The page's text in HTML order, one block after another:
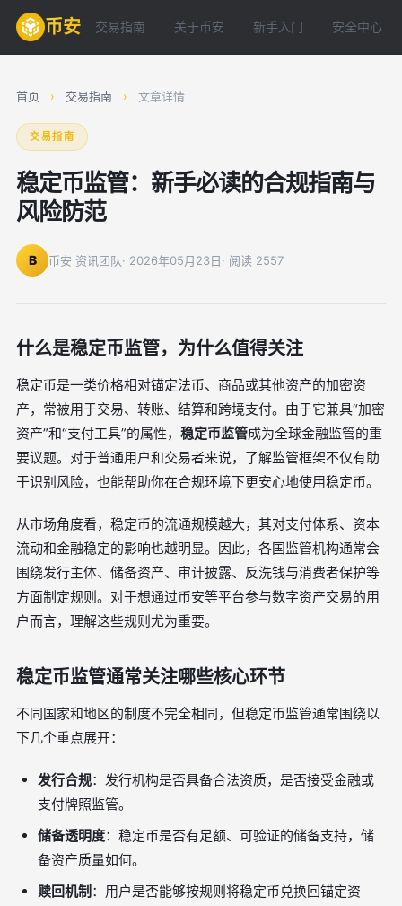
币安 交易指南 关于币安 新手入门 安全中心
首页 › 交易指南 › 文章详情
交易指南
稳定币监管：新手必读的合规指南与
风险防范
B 币安 资讯团队· 2026年05月23日· 阅读 2557
什么是稳定币监管，为什么值得关注
稳定币是一类价格相对锚定法币、商品或其他资产的加密资
产，常被用于交易、转账、结算和跨境支付。由于它兼具“加密
资产”和“支付工具”的属性， 稳定币监管成为全球金融监管的重
要议题。对于普通用户和交易者来说，了解监管框架不仅有助
于识别风险，也能帮助你在合规环境下更安心地使用稳定币。
从市场角度看，稳定币的流通规模越大，其对支付体系、资本
流动和金融稳定的影响也越明显。因此，各国监管机构通常会
围绕发行主体、储备资产、审计披露、反洗钱与消费者保护等
方面制定规则。对于想通过币安等平台参与数字资产交易的用
户而言，理解这些规则尤为重要。
稳定币监管通常关注哪些核心环节
不同国家和地区的制度不完全相同，但稳定币监管通常围绕以
下几个重点展开：
发行合规：发行机构是否具备合法资质，是否接受金融或
支付牌照监管。
储备透明度：稳定币是否有足额、可验证的储备支持，储
备资产质量如何。
赎回机制 ：用户是否能够按规则将稳定币兑换回锚定资